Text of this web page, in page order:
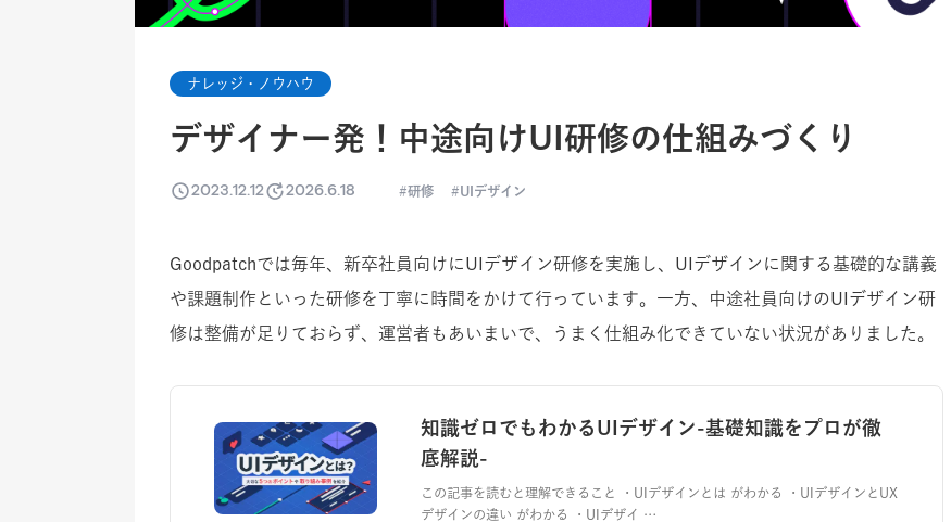
ナレッジ・ノウハウ
デザイナー発！中途向けUI研修の仕組みづくり
2023.12.12 2026.6.18 研修 UIデザイン
Goodpatchでは毎年、新卒社員向けにUIデザイン研修を実施し、 UIデザインに関する基礎的な講義
や課題制作といった研修を丁寧に時間をかけて行っています。一方、中途社員向けのUIデザイン研
修は整備が足りておらず、運営者もあいまいで、うまく仕組み化できていない状況がありました。
知識ゼロでもわかるUIデザイン-基礎知識をプロが徹
底解説-
この記事を読むと理解できること ・UIデザインとは がわかる ・UIデザインとUX
デザインの違い がわかる ・UIデザイ …